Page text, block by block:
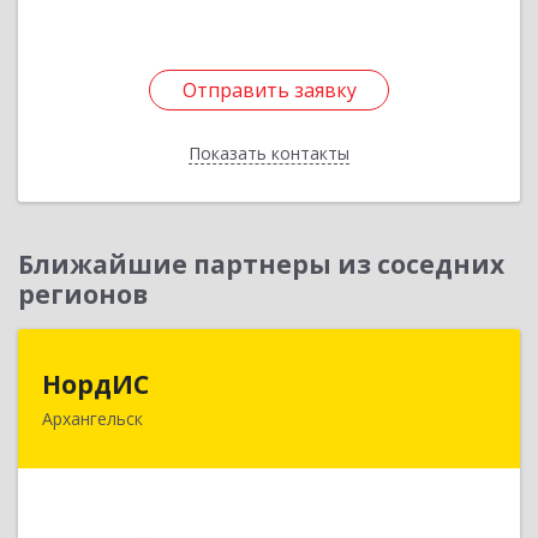
Отправить заявку
Показать контакты
Отправить заявку
Назад
Ближайшие партнеры из соседних
регионов
НордИС
Архангельск163071, Архангельская обл, Архангельск г,